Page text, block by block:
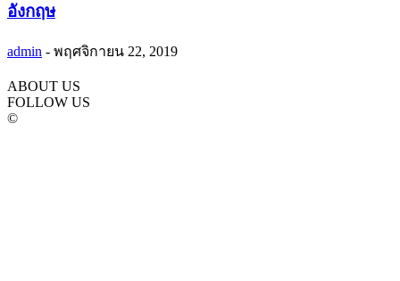
อังกฤษ
admin - พฤศจิกายน 22, 2019
ABOUT US
FOLLOW US
©